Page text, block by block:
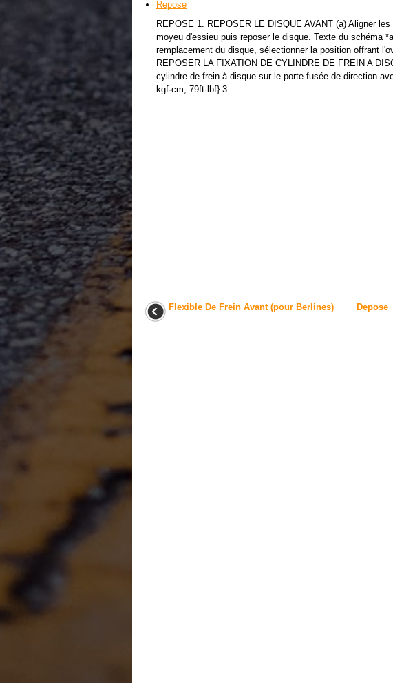
Repose
REPOSE 1. REPOSER LE DISQUE AVANT (a) Aligner
moyeu d'essieu puis reposer le disque. Texte du schéma
remplacement du disque, sélectionner la position offrant
REPOSER LA FIXATION DE CYLINDRE DE FREIN A
cylindre de frein à disque sur le porte-fusée de direction
kgf·cm, 79ft·lbf} 3.
Flexible De Frein Avant (pour Berlines) Depose